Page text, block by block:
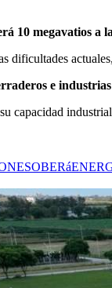
10 megavatios a
dificultades
e
capacidad
OBERá